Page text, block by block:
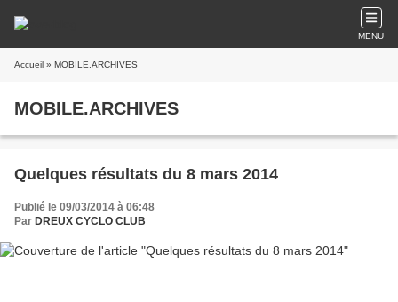
MENU
Accueil » MOBILE.ARCHIVES
MOBILE.ARCHIVES
Quelques résultats du 8 mars 2014
Publié le 09/03/2014 à 06:48
Par DREUX CYCLO CLUB